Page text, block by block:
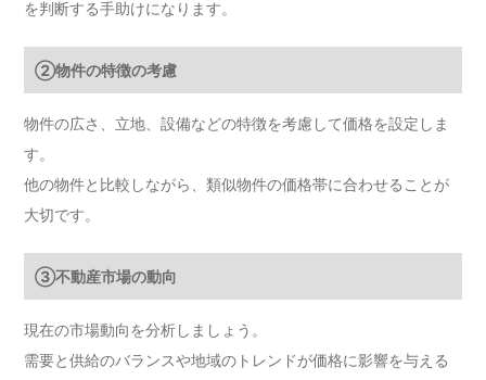
を判断する手助けになります。
②物件の特徴の考慮
物件の広さ、立地、設備などの特徴を考慮して価格を設定しま
す。
他の物件と比較しながら、類似物件の価格帯に合わせることが
大切です。
③不動産市場の動向
現在の市場動向を分析しましょう。
需要と供給のバランスや地域のトレンドが価格に影響を与える